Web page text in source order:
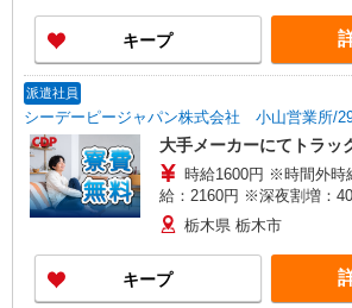
キープ
派遣社員
シーデーピージャパン株式会社 小山営業所/
大手メーカーにてトラッ
時給1600円 ※時間外
給：2160円 ※深夜割増：
栃木県 栃木市
キープ